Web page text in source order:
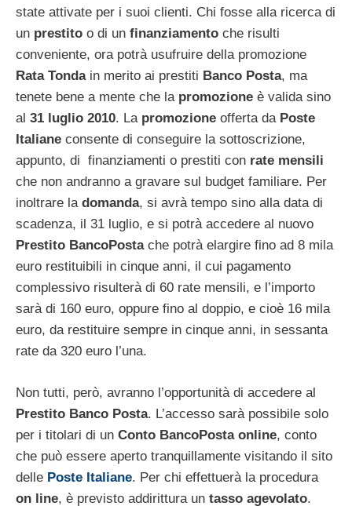
state attivate per i suoi clienti. Chi fosse alla ricerca di
un prestito o di un finanziamento che risulti
conveniente, ora potrà usufruire della promozione
Rata Tondain merito ai prestiti Banco Posta, ma
tenete bene a mente che la promozione è valida sino
al 31 luglio 2010. Lapromozione offerta da Poste
Italiane consente di conseguire la sottoscrizione,
appunto, di finanziamenti o prestiti con rate mensili
che non andranno a gravare sul budget familiare. Per
inoltrare la domanda, si avrà tempo sino alla data di
scadenza, il 31 luglio, e si potrà accedere al nuovo
Prestito BancoPostache potrà elargire fino ad 8 mila
euro restituibili in cinque anni, il cui pagamento
complessivo risulterà di 60 rate mensili, e l’importo
sarà di 160 euro, oppure fino al doppio, e cioè 16 mila
euro, da restituire sempre in cinque anni, in sessanta
rate da 320 euro l’una.
Non tutti, però, avranno l’opportunità di accedere al
Prestito Banco Posta. L’accesso sarà possibile solo
per i titolari di un Conto BancoPosta online, conto
che può essere aperto tranquillamente visitando il sito
delle Poste Italiane. Per chi effettuerà la procedura
on line, è previsto addirittura un tasso agevolato.